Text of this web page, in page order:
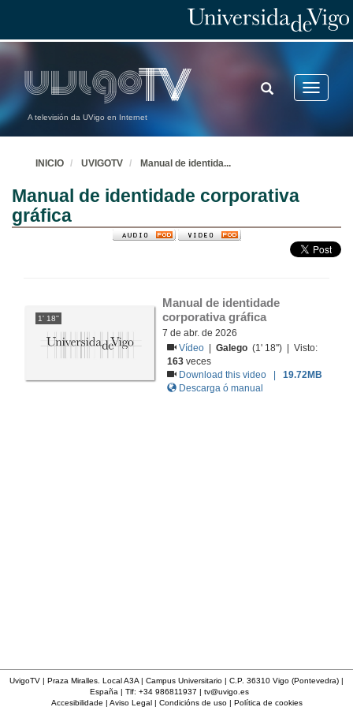
A televisión da UVigo en Internet
Toggle
TOGGLE
SEARCH
INICIO UVIGOTV Manual de identida...
Manual de identidade corporativa
gráfica
1' 18''
Manual de identidade
corporativa gráfica
7 de abr. de 2026
Vídeo
|Galego (1' 18'') | Visto:
163 veces
Download this video |19.72MB
Descarga ó manual
UvigoTV | Praza Miralles. Local A3A | Campus Universitario | C.P. 36310 Vigo (Pontevedra) |
España | Tlf: +34 986811937 | tv@uvigo.es
Accesibilidade | Aviso Legal| Condicións de uso| Política de cookies